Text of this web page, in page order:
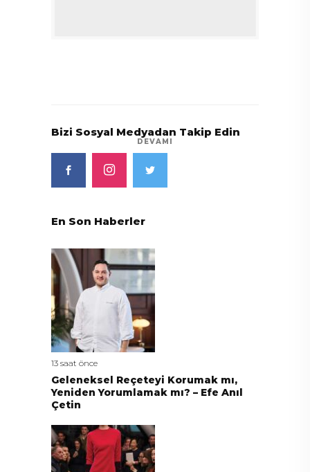
DEVAMI
Bizi Sosyal Medyadan Takip Edin
En Son Haberler
13 saat önce
Geleneksel Reçeteyi Korumak mı,
Yeniden Yorumlamak mı? – Efe Anıl
Çetin